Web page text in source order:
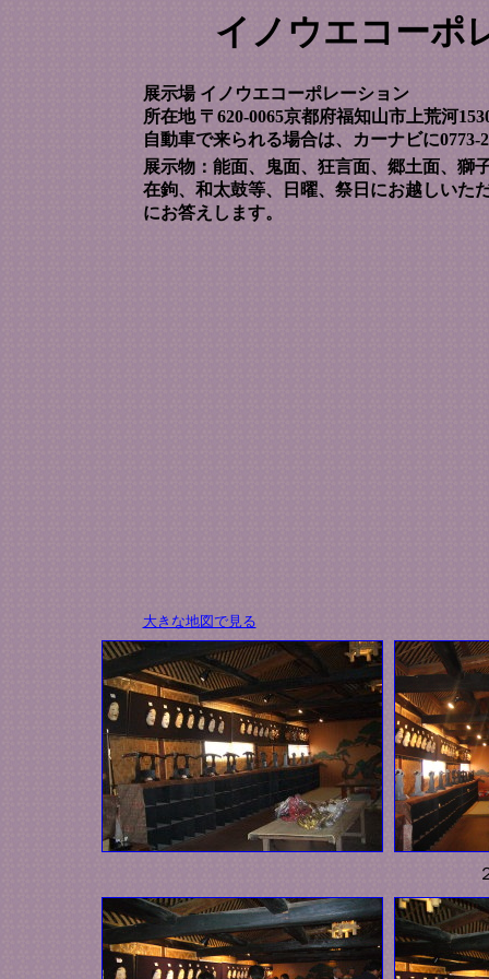
イノウエコーポ
展示場 イノウエコーポレーション
所在地 〒620-0065京都府福知山市上荒河
自動車で来られる場合は、カーナビに0773-
展示物：能面、鬼面、狂言面、郷土面、獅
在鉤、和太鼓等、日曜、祭日にお越しいた
にお答えします。
大きな地図で見る